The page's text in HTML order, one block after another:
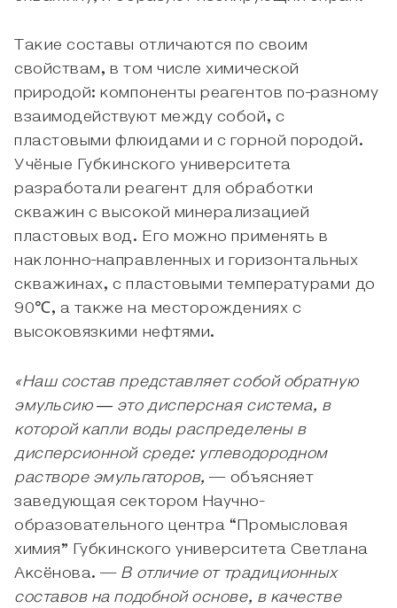
Такие составы отличаются по своим
свойствам, в том числе химической
природой: компоненты реагентов по-разному
взаимодействуют между собой, с
пластовыми флюидами и с горной породой.
Учёные Губкинского университета
разработали реагент для обработки
скважин с высокой минерализацией
пластовых вод. Его можно применять в
наклонно-направленных и горизонтальных
скважинах, с пластовыми температурами до
90℃, а также на месторождениях с
высоковязкими нефтями.
«Наш состав представляет собой обратную
эмульсию ― это дисперсная система, в
которой капли воды распределены в
дисперсионной среде: углеводородном
растворе эмульгаторов, — объясняет
заведующая сектором Научно-
образовательного центра “Промысловая
химия” Губкинского университета Светлана
Аксёнова. — В отличие от традиционных
составов на подобной основе, в качестве